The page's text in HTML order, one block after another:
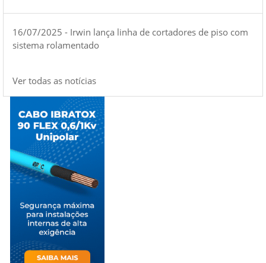
16/07/2025 - Irwin lança linha de cortadores de piso com
sistema rolamentado
Ver todas as notícias